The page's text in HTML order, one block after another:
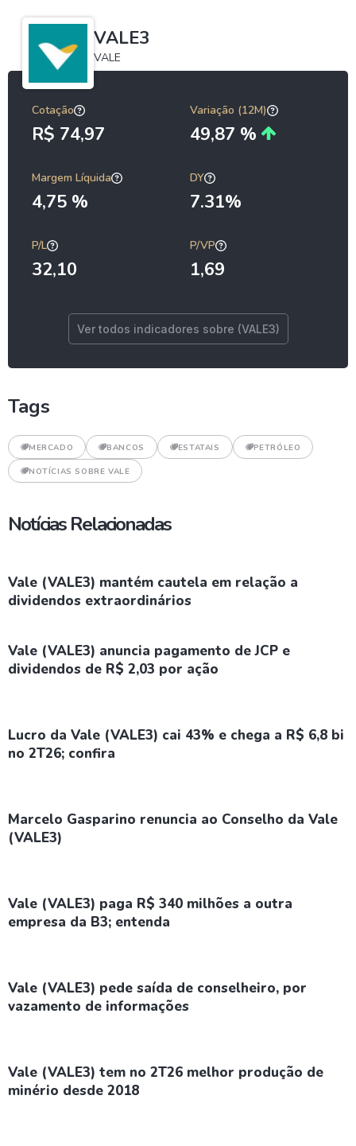
VALE3
VALE
Cotação
R$ 74,97
Variação (12M)
49,87 %
Margem Líquida
4,75 %
DY
7.31%
P/L
32,10
P/VP
1,69
Ver todos indicadores sobre (VALE3)
Tags
MERCADO BANCOS ESTATAIS PETRÓLEO
NOTÍCIAS SOBRE VALE
Notícias Relacionadas
Vale (VALE3) mantém cautela em relação a
dividendos extraordinários
Vale (VALE3) anuncia pagamento de JCP e
dividendos de R$ 2,03 por ação
Lucro da Vale (VALE3) cai 43% e chega a R$ 6,8 bi
no 2T26; confira
Marcelo Gasparino renuncia ao Conselho da Vale
(VALE3)
Vale (VALE3) paga R$ 340 milhões a outra
empresa da B3; entenda
Vale (VALE3) pede saída de conselheiro, por
vazamento de informações
Vale (VALE3) tem no 2T26 melhor produção de
minério desde 2018